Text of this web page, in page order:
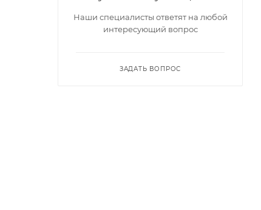
Наши специалисты ответят на любой
интересующий вопрос
ЗАДАТЬ ВОПРОС